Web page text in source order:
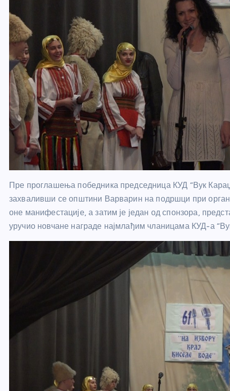
Пре проглашења победника председница КУД “Вук
захваливши се општини Варварин на подршци при
оне манифестације, а затим је један од спонзора,
уручио новчане награде најмлађим чланицама КУД-а